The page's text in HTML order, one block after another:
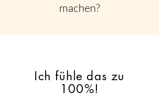
machen?
Ich fühle das zu
100%!